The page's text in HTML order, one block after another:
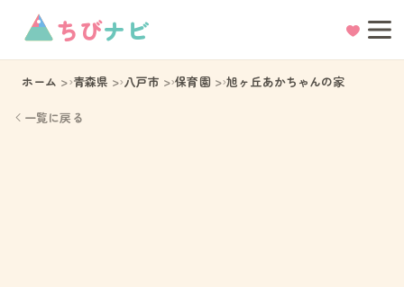
ちびナビ
ホーム 青森県 八戸市 保育園 旭ヶ丘あかちゃんの家
一覧に戻る